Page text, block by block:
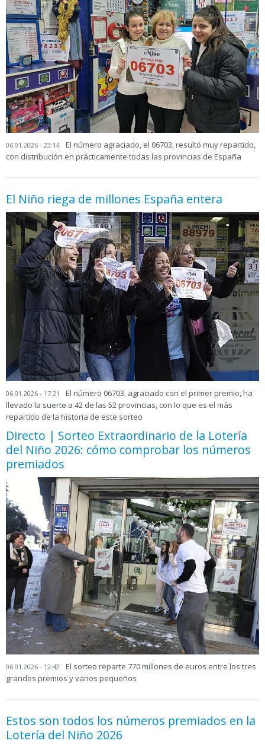
06.01.2026 - 23:14
El número agraciado, el 06703, resultó muy repartido,
con distribución en prácticamente todas las provincias de España
El Niño riega de millones España entera
06.01.2026 - 17:21
El número 06703, agraciado con el primer premio, ha
llevado la suerte a 42 de las 52 provincias, con lo que es el más
repartido de la historia de este sorteo
Directo | Sorteo Extraordinario de la Lotería
del Niño 2026: cómo comprobar los números
premiados
06.01.2026 - 12:42
El sorteo reparte 770 millones de euros entre los tres
grandes premios y varios pequeños
Estos son todos los números premiados en la
Lotería del Niño 2026